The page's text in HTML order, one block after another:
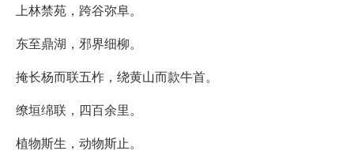
上林禁苑，跨谷弥阜。
东至鼎湖，邪界细柳。
掩长杨而联五柞，绕黄山而款牛首。
缭垣绵联，四百余里。
植物斯生，动物斯止。